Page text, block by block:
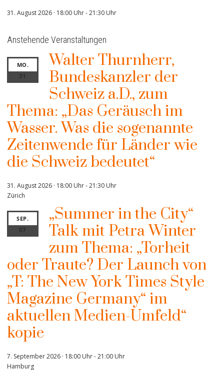
31. August 2026 · 18:00 Uhr-21:30 Uhr
Anstehende Veranstaltungen
MO.
31
Walter Thurnherr,
Bundeskanzler der
Schweiz a.D., zum
Thema: „Das Geräusch im
Wasser. Was die sogenannte
Zeitenwende für Länder wie
die Schweiz bedeutet“
31. August 2026 · 18:00 Uhr-21:30 Uhr
Zürich
SEP.
07
„Summer in the City“
Talk mit Petra Winter
zum Thema: „Torheit
oder Traute? Der Launch von
„T: The New York Times Style
Magazine Germany“ im
aktuellen Medien-Umfeld“
kopie
7. September 2026 · 18:00 Uhr-21:00 Uhr
Hamburg